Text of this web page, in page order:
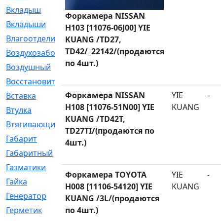
Вкладыш
[41]
Вкладыши
[1131]
Влагоотделитель
[2]
Воздухозаборник
[2]
Воздушный
[1]
Восстановительный
Вставка
[168]
Втулка
[1875]
Втягивающий
[22]
Габарит
[286]
Габаритный
Газматики
[117]
Гайка
[104]
Генератор
[148]
Герметик
[15]
Форкамера NISSAN
H103 [11076-06J00] YIE
KUANG /TD27,
TD42/_22142/(продаются
по 4шт.)
Форкамера NISSAN
H108 [11076-51N00] YIE
KUANG /TD42T,
TD27TI/(продаются по
4шт.)
YIE
KUANG
-
Форкамера TOYOTA
H008 [11106-54120] YIE
KUANG /3L/(продаются
по 4шт.)
YIE
KUANG
-